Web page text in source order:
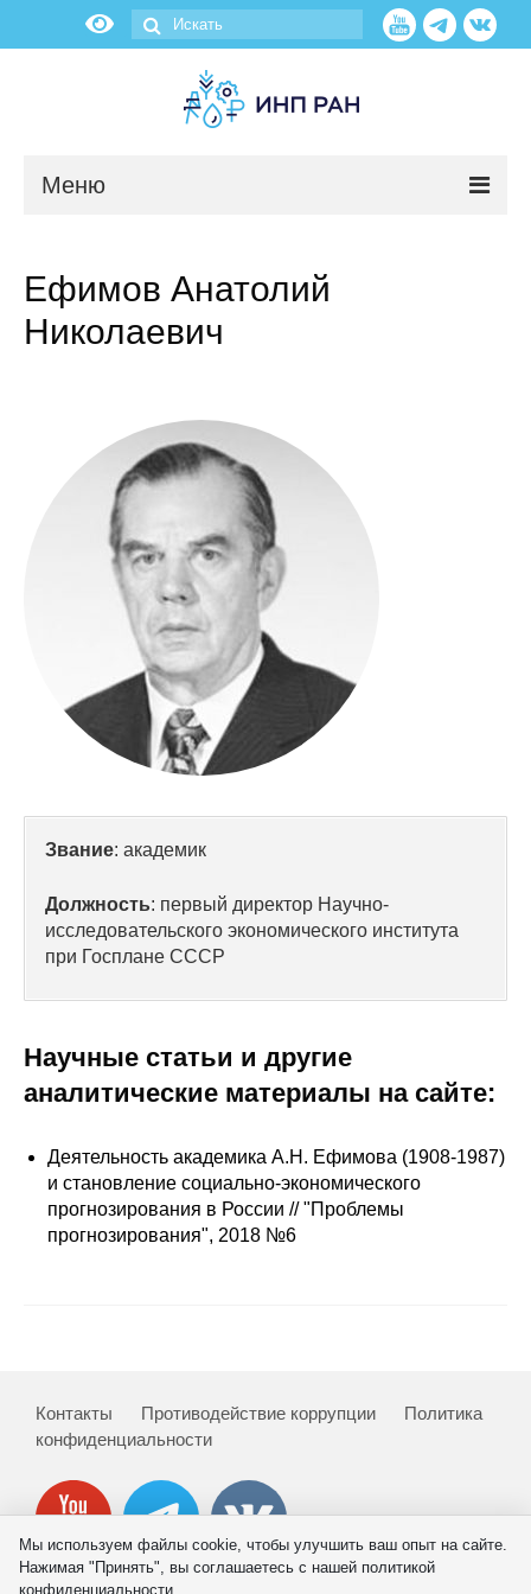
Меню
О нас
Научные подразделения
Администрация
Сотрудники
Отчетность
Противодействие коррупции
Материалы для СМИ
Публикации
Проблемы прогнозирования
Редакционная этика
Информация для авторов
Общие требования
Редакционная этика
Информация для авторов
Ефимов Анатолий
Николаевич
Звание: академик
Должность: первый директор Научно-
исследовательского экономического института
при Госплане СССР
Научные статьи и другие
аналитические материалы на сайте:
Деятельность академика А.Н. Ефимова (1908-1987)
и становление социально-экономического
прогнозирования в России // "Проблемы
прогнозирования", 2018 №6
Контакты Противодействие коррупции
Политика
конфиденциальности
Мы используем файлы cookie, чтобы улучшить ваш опыт на сайте.
Нажимая "Принять", вы соглашаетесь с нашей политикой
конфиденциальности.